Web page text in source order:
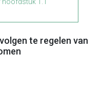
hoofdstuk 1.1
te regelen van